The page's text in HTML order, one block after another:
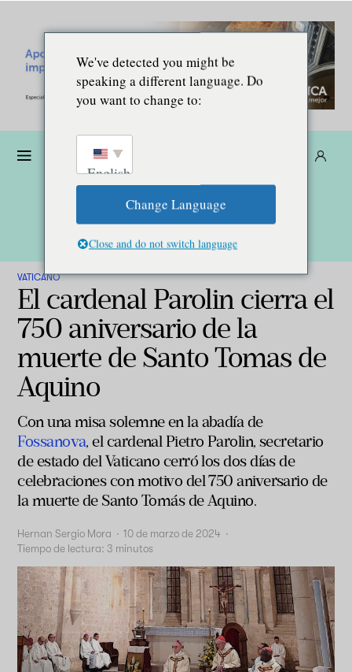
VATICANO
El cardenal Parolin cierra el
750 aniversario de la
muerte de Santo Tomas de
Aquino
Con una misa solemne en la abadía de
Fossanova, el cardenal Pietro Parolin, secretario
de estado del Vaticano cerró los dos días de
celebraciones con motivo del 750 aniversario de
la muerte de Santo Tomás de Aquino.
Hernan Sergio Mora · 10 de marzo de 2024 ·
Tiempo de lectura: 3 minutos
We've detected you might be
speaking a different language. Do
you want to change to:
English
Change Language
Close and do not switch language